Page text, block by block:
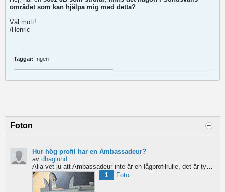
området som kan hjälpa mig med detta?
Väl mött!
/Henric
Taggar: Ingen
Foton
Hur hög profil har en Ambassadeur?
av dhaglund
Alla vet ju att Ambassadeur inte är en lågprofilrulle, det är tydligt. Men hur hög profil har de egentligen?...
1
Foto